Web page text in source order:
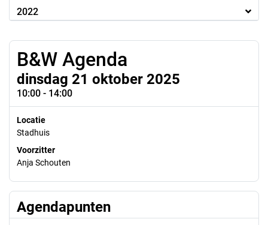
2022
B&W Agenda
dinsdag 21 oktober 2025
10:00 - 14:00
Locatie
Stadhuis
Voorzitter
Anja Schouten
Agendapunten